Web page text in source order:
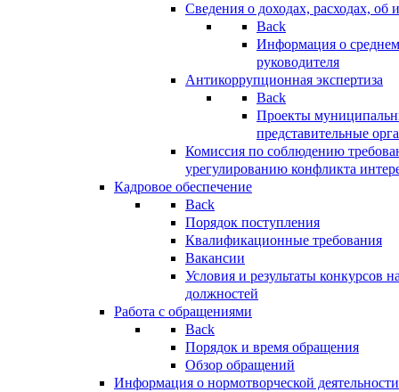
Сведения о доходах, расходах, об
Back
Информация о
руководителя
Антикоррупционная экспертиза
Back
Проекты
представительные
Комиссия по соблюдению
урегулированию конфликта
Кадровое обеспечение
Back
Порядок поступления
Квалификационные требования
Вакансии
Условия и результаты конкурсов
должностей
Работа с обращениями
Back
Порядок и время обращения
Обзор обращений
Информация о нормотворческой деятельности